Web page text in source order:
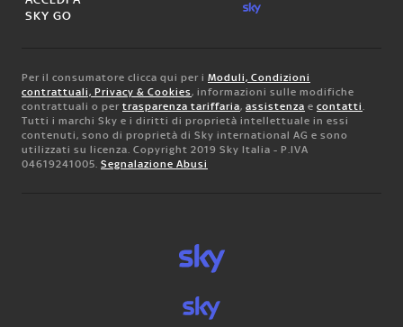
SKY GO
Per il consumatore clicca qui per i Moduli, Condizioni
contrattuali, Privacy & Cookies, informazioni sulle modifiche
contrattuali o per trasparenza tariffaria, assistenza e contatti.
Tutti i marchi Sky e i diritti di proprietà intellettuale in essi
contenuti, sono di proprietà di Sky international AG e sono
utilizzati su licenza. Copyright 2019 Sky Italia - P.IVA
04619241005. Segnalazione Abusi